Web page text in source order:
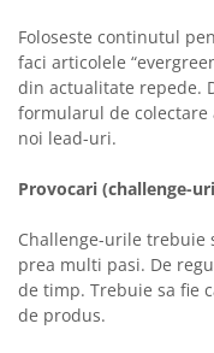
Foloseste continutul
faci articolele
din actualitate repede.
formularul de
noi lead-uri.
Provocari (challenge-
Challenge-urile trebuie
prea multi pasi. De
de timp. Trebuie sa fie
de produs.